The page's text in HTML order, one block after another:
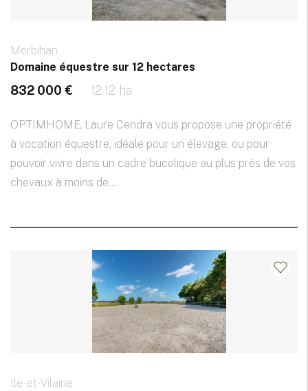
Morbihan
Domaine équestre sur 12 hectares
832 000 € 12.12 ha
OPTIMHOME, Laure Cendra vous propose une propriété
à vocation équestre, idéale pour un élevage, ou pour
pouvoir vivre dans un cadre bucolique au plus près de vos
chevaux à moins de...
Ile-et-Vilaine